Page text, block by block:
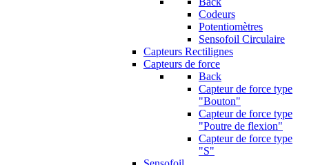
Codeurs
Potentiomètres
Sensofoil Circulaire
Capteurs Rectilignes
Capteurs de force
Back
Capteur de force type
"Bouton"
Capteur de force type
"Poutre de flexion"
Capteur de force type
"S"